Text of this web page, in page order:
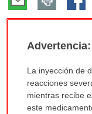
Advertencia:
Advertencia:
sido
extendido.
La inyección de
reacciones
mientras recibe
este